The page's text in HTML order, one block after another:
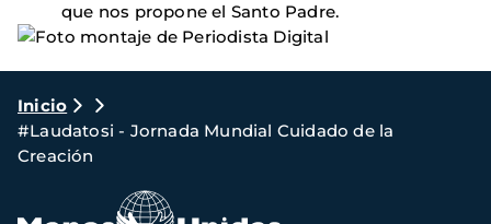
que nos propone el Santo Padre.
Ruta
de
navegación
Inicio
#Laudatosi - Jornada Mundial Cuidado de la
Creación